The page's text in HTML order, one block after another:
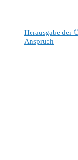
Herausgabe der
Anspruch